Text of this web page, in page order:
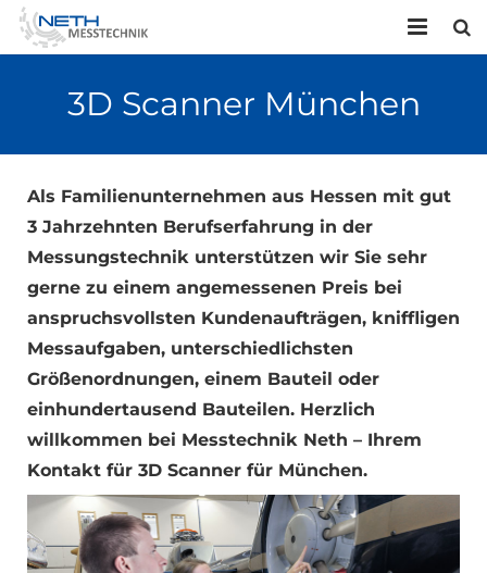
KONTAKT
3D Scanner München
Als Familienunternehmen aus Hessen mit gut
3 Jahrzehnten Berufserfahrung in der
Messungstechnik unterstützen wir Sie sehr
gerne zu einem angemessenen Preis bei
anspruchsvollsten Kundenaufträgen, kniffligen
Messaufgaben, unterschiedlichsten
Größenordnungen, einem Bauteil oder
einhundertausend Bauteilen. Herzlich
willkommen bei Messtechnik Neth – Ihrem
Kontakt für 3D Scanner für München.